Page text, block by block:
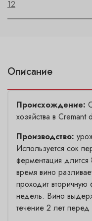
12
Описание
Происхождение:
хозяйства в Cremant
Производство:
Используется сок
ферментация
время вино
проходит
недель. Вино
течение 2 лет